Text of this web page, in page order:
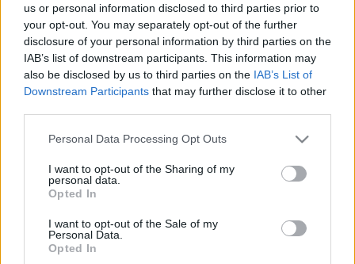
us or personal information disclosed to third parties prior to
your opt-out. You may separately opt-out of the further
disclosure of your personal information by third parties on the
IAB’s list of downstream participants. This information may
also be disclosed by us to third parties on the IAB’s List of
Downstream Participants that may further disclose it to other
Please note that this website/app uses one or more Google
not limited to your visit or usage behaviour. You may click to
grant or deny consent to Google and its third-party tags to
use your data for below specified purposes in below Google
consent section.
Personal Data Processing Opt Outs
I want to opt-out of the Sharing of my
personal data.
Opted In
I want to opt-out of the Sale of my
Personal Data.
Opted In
Várjuk kedves Barátainkat a budapesti Örökmozgó
filmszínházban (VII. ker., Erzsébet krt. 39) december 12-18
között szervezett, egész hetes II. TÉLI
GYERMEKIRODALMI FESZTIVÁL ÉS VÁSÁR programjain!
Szeretettel várunk mindenkit a csütörtökön, december
15.30-kor. A programokról bővebben:
www.csodaceruza.com
negyedéves folyóirat, évente 4 szám jelenik meg. Minden
szám egy-egy fontos, gyermekkorban gyökerező